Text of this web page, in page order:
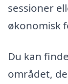
sessioner
økonomisk
Du kan
området,